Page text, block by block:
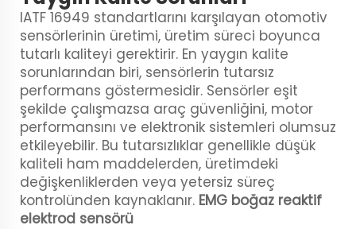
IATF 16949 standartlarını karşılayan otomotiv
sensörlerinin üretimi, üretim süreci boyunca
tutarlı kaliteyi gerektirir. En yaygın kalite
sorunlarından biri, sensörlerin tutarsız
performans göstermesidir. Sensörler eşit
şekilde çalışmazsa araç güvenliğini, motor
performansını ve elektronik sistemleri olumsuz
etkileyebilir. Bu tutarsızlıklar genellikle düşük
kaliteli ham maddelerden, üretimdeki
değişkenliklerden veya yetersiz süreç
kontrolünden kaynaklanır. EMG boğaz reaktif
elektrod sensörü